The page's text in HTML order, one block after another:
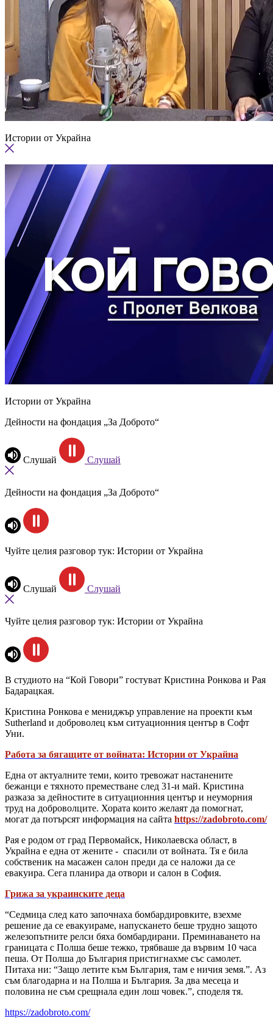
Истории от Украйна
Истории от Украйна
Дейности на фондация „За Доброто“
Слушай Слушай
Дейности на фондация „За Доброто“
Чуйте целия разговор тук: Истории от Украйна
Слушай Слушай
Чуйте целия разговор тук: Истории от Украйна
В студиото на “Кой Говори” гостуват Кристина Ронкова и Рая
Бадарацкая.
Кристина Ронкова е мениджър управление на проекти към
Sutherland и доброволец към ситуационния център в Софт
Уни.
Работа за бягащите от войната: Истории от Украйна
Една от актуалните теми, които тревожат настанените
бежанци е тяхното преместване след 31-и май. Кристина
разказа за дейностите в ситуационния център и неуморния
труд на доброволците. Хората които желаят да помогнат,
могат да потърсят информация на сайта https://zadobroto.com/
Рая е родом от град Первомайск, Николаевска област, в
Украйна е една от жените - спасили от войната. Тя е била
собственик на масажен салон преди да се наложи да се
евакуира. Сега планира да отвори и салон в София.
Грижа за украинските деца
“Седмица след като започнаха бомбардировките, взехме
решение да се евакуираме, напускането беше трудно защото
железопътните релси бяха бомбардирани. Преминаването на
границата с Полша беше тежко, трябваше да вървим 10 часа
пеша. От Полша до България пристигнахме със самолет.
Питаха ни: “Защо летите към България, там е ничия земя.”. Аз
съм благодарна и на Полша и България. За два месеца и
половина не съм срещнала един лош човек.”, споделя тя.
https://zadobroto.com/